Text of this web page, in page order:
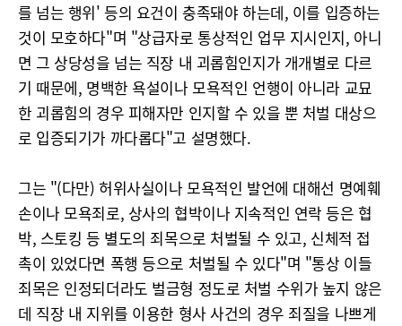
를 넘는 행위' 등의 요건이 충족돼야 하는데, 이를 입증하는
것이 모호하다"며 "상급자로 통상적인 업무 지시인지, 아니
면 그 상당성을 넘는 직장 내 괴롭힘인지가 개개별로 다르
기 때문에, 명백한 욕설이나 모욕적인 언행이 아니라 교묘
한 괴롭힘의 경우 피해자만 인지할 수 있을 뿐 처벌 대상으
로 입증되기가 까다롭다"고 설명했다.
그는 "(다만) 허위사실이나 모욕적인 발언에 대해선 명예훼
손이나 모욕죄로, 상사의 협박이나 지속적인 연락 등은 협
박, 스토킹 등 별도의 죄목으로 처벌될 수 있고, 신체적 접
촉이 있었다면 폭행 등으로 처벌될 수 있다"며 "통상 이들
죄목은 인정되더라도 벌금형 정도로 처벌 수위가 높지 않은
데 직장 내 지위를 이용한 형사 사건의 경우 죄질을 나쁘게